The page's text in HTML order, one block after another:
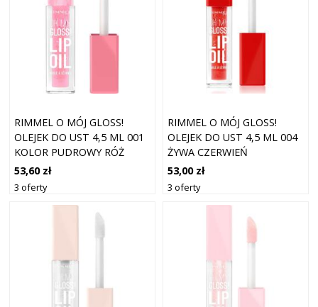
RIMMEL O MÓJ GLOSS!
OLEJEK DO UST 4,5 ML 001
KOLOR PUDROWY RÓŻ
53,60 zł
3 oferty
RIMMEL O MÓJ GLOSS!
OLEJEK DO UST 4,5 ML 004
ŻYWA CZERWIEŃ
53,00 zł
3 oferty